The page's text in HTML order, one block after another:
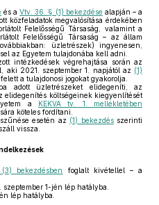
és aVtv. 36. § (1) bekezdése alapján – a
közfeladatok megvalósítása érdekében
Felelősségű Társaság, valamint a
Felelősségű Társaság – az állam
üzletrészek) ingyenesen,
az Egyetem tulajdonába kell adni.
intézkedések végrehajtása során az
aki 2021. szeptember 1. napjától az (1)
a tulajdonosi jogokat gyakorolja.
adott üzletrészeket elidegeníti, az
elidegenítés költségeinek kiegyenlítését
a KEKVA tv. 1. mellékletében
köteles fordítani.
esetén az (1) bekezdésszerinti
vissza.
bekezdésben
foglalt kivétellel – a
szeptember 1-jén lép hatályba.
lép hatályba.